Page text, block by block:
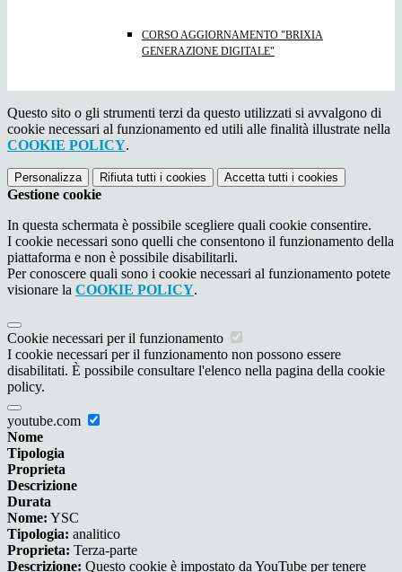
CORSO AGGIORNAMENTO "BRIXIA
GENERAZIONE DIGITALE"
Questo sito o gli strumenti terzi da questo utilizzati si avvalgono di
cookie necessari al funzionamento ed utili alle finalità illustrate nella
COOKIE POLICY.
Personalizza Rifiuta tutti i cookies Accetta tutti i cookies
Gestione cookie
In questa schermata è possibile scegliere quali cookie consentire.
I cookie necessari sono quelli che consentono il funzionamento della
piattaforma e non è possibile disabilitarli.
Per conoscere quali sono i cookie necessari al funzionamento potete
visionare la COOKIE POLICY.
Cookie necessari per il funzionamento
I cookie necessari per il funzionamento non possono essere
disabilitati. È possibile consultare l'elenco nella pagina della cookie
policy.
youtube.com
Nome
Tipologia
Proprieta
Descrizione
Durata
Nome: YSC
Tipologia: analitico
Proprieta: Terza-parte
Descrizione: Questo cookie è impostato da YouTube per tenere